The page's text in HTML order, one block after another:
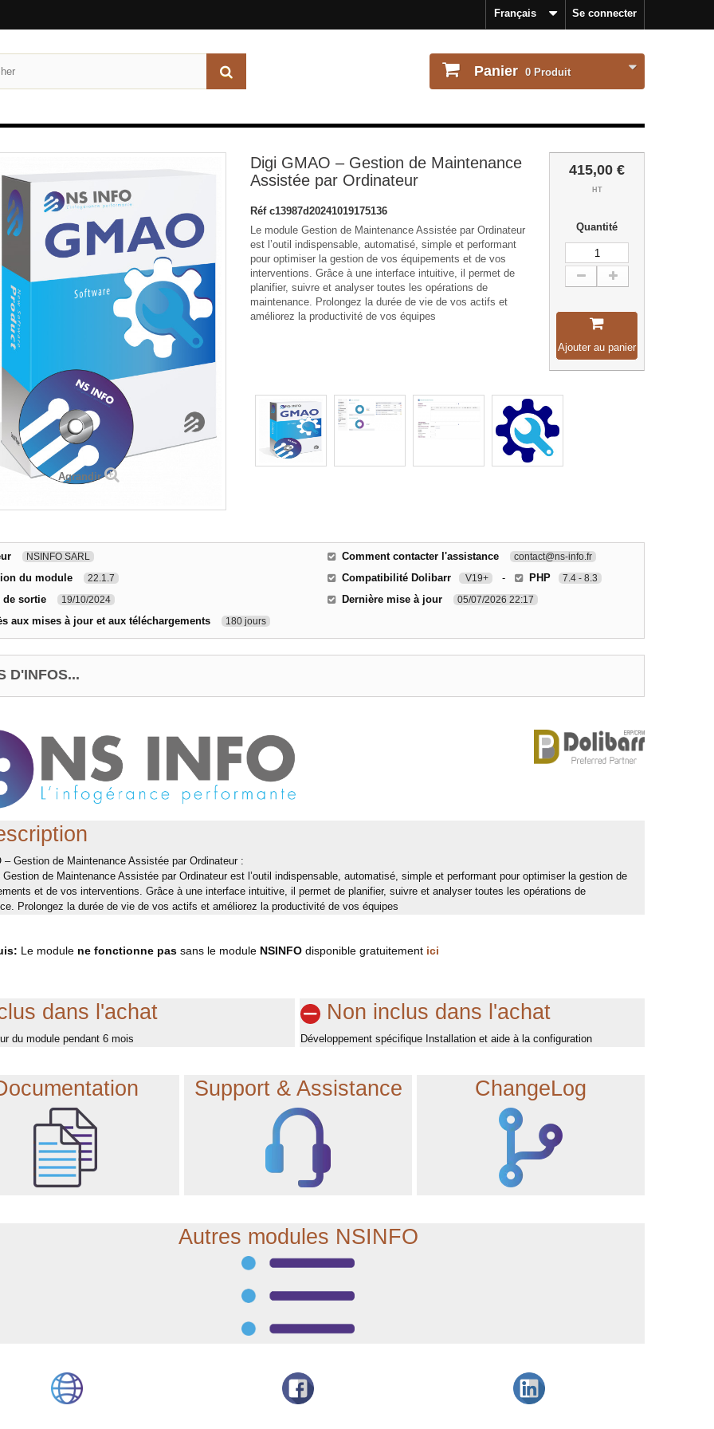
Se connecter
Français
Panier 0 Produit
Agrandir
Digi GMAO – Gestion de Maintenance
Assistée par Ordinateur
Réf c13987d20241019175136
Le module Gestion de Maintenance Assistée par Ordinateur
est l’outil indispensable, automatisé, simple et performant
pour optimiser la gestion de vos équipements et de vos
interventions. Grâce à une interface intuitive, il permet de
planifier, suivre et analyser toutes les opérations de
maintenance. Prolongez la durée de vie de vos actifs et
améliorez la productivité de vos équipes
415,00 €
HT
Quantité
Ajouter au panier
NSINFO SARL
du module 22.1.7
de sortie 19/10/2024
aux mises à jour et aux téléchargements 180 jours
Comment contacter l'assistance contact@ns-info.fr
Compatibilité Dolibarr V19+ - PHP 7.4 - 8.3
Dernière mise à jour 05/07/2026 22:17
D'INFOS...
– Gestion de Maintenance Assistée par Ordinateur :
Gestion de Maintenance Assistée par Ordinateur est l’outil indispensable, automatisé, simple et performant pour optimiser la gestion de
et de vos interventions. Grâce à une interface intuitive, il permet de planifier, suivre et analyser toutes les opérations de
Prolongez la durée de vie de vos actifs et améliorez la productivité de vos équipes
Le module ne fonctionne pas sans le module NSINFO disponible gratuitement ici
dans l'achat
du module pendant 6 mois
Non inclus dans l'achat
Développement spécifique Installation et aide à la configuration
Support & Assistance ChangeLog
Autres modules NSINFO